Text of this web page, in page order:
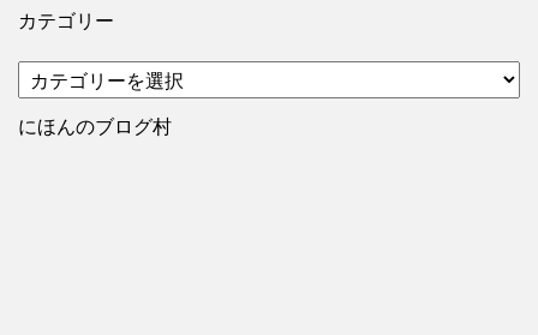
カテゴリー
テ
ゴ
にほんのブログ村